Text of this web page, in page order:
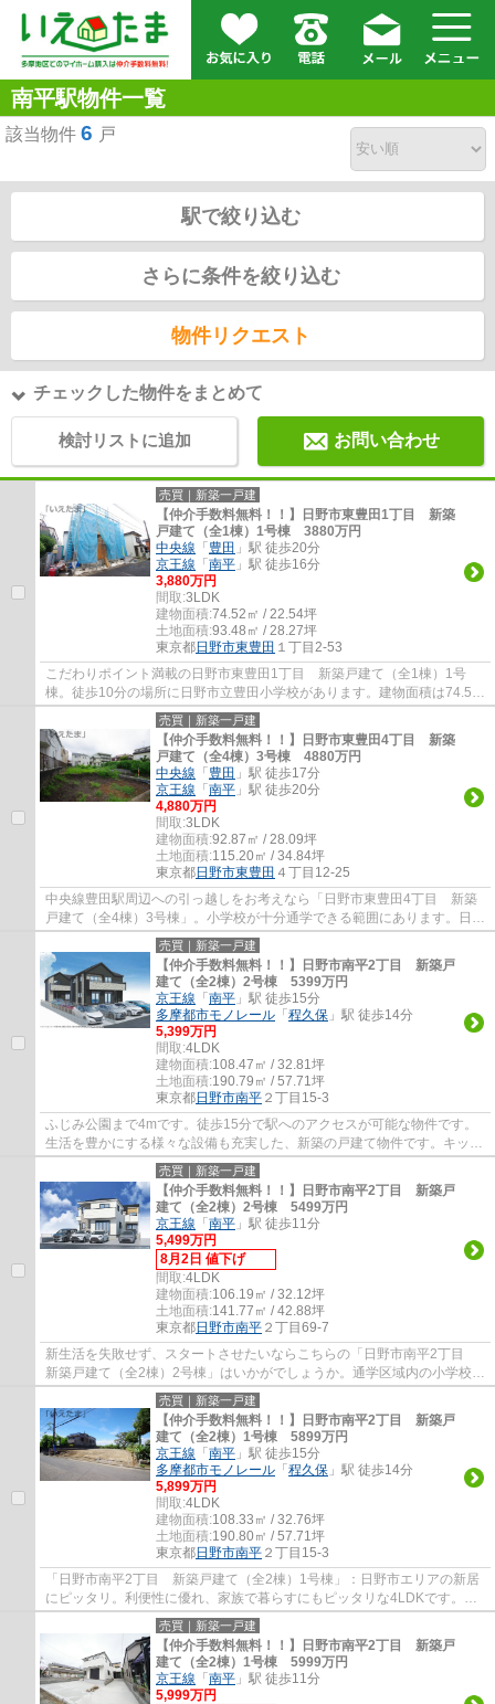
南平駅物件一覧
該当物件 6 戸
駅で絞り込む
さらに条件を絞り込む
物件リクエスト
チェックした物件をまとめて
検討リストに追加 お問い合わせ
売買｜新築一戸建
【仲介手数料無料！！】日野市東豊田1丁目 新築
戸建て（全1棟）1号棟 3880万円
中央線 「豊田 」駅 徒歩20分
京王線 「南平 」駅 徒歩16分
3,880万円
間取:3LDK
建物面積:74.52㎡ / 22.54坪
土地面積:93.48㎡ / 28.27坪
東京都日野市東豊田 １丁目2-53
こだわりポイント満載の日野市東豊田1丁目 新築戸建て（全1棟）1号
棟。徒歩10分の場所に日野市立豊田小学校があります。建物面積は74.52
平米となっており広さも十分ではないでしょう...
売買｜新築一戸建
【仲介手数料無料！！】日野市東豊田4丁目 新築
戸建て（全4棟）3号棟 4880万円
中央線 「豊田 」駅 徒歩17分
京王線 「南平 」駅 徒歩20分
4,880万円
間取:3LDK
建物面積:92.87㎡ / 28.09坪
土地面積:115.20㎡ / 34.84坪
東京都日野市東豊田 ４丁目12-25
中央線豊田駅周辺への引っ越しをお考えなら「日野市東豊田4丁目 新築
戸建て（全4棟）3号棟」。小学校が十分通学できる範囲にあります。日野
市立豊田小学校が徒歩9分です。エコな追焚...
売買｜新築一戸建
【仲介手数料無料！！】日野市南平2丁目 新築戸
建て（全2棟）2号棟 5399万円
京王線 「南平 」駅 徒歩15分
多摩都市モノレール 「程久保 」駅 徒歩14分
5,399万円
間取:4LDK
建物面積:108.47㎡ / 32.81坪
土地面積:190.79㎡ / 57.71坪
東京都日野市南平 ２丁目15-3
ふじみ公園まで4mです。徒歩15分で駅へのアクセスが可能な物件です。
生活を豊かにする様々な設備も充実した、新築の戸建て物件です。キッチ
ンに窓があるのでにおいがこもらず良い空気...
売買｜新築一戸建
【仲介手数料無料！！】日野市南平2丁目 新築戸
建て（全2棟）2号棟 5499万円
京王線 「南平 」駅 徒歩11分
5,499万円
8月2日 値下げ
間取:4LDK
建物面積:106.19㎡ / 32.12坪
土地面積:141.77㎡ / 42.88坪
東京都日野市南平 ２丁目69-7
新生活を失敗せず、スタートさせたいならこちらの「日野市南平2丁目
新築戸建て（全2棟）2号棟」はいかがでしょうか。通学区域内の小学校は
日野市立南平小学校で徒歩8分です。不動産...
売買｜新築一戸建
【仲介手数料無料！！】日野市南平2丁目 新築戸
建て（全2棟）1号棟 5899万円
京王線 「南平 」駅 徒歩15分
多摩都市モノレール 「程久保 」駅 徒歩14分
5,899万円
間取:4LDK
建物面積:108.33㎡ / 32.76坪
土地面積:190.80㎡ / 57.71坪
東京都日野市南平 ２丁目15-3
「日野市南平2丁目 新築戸建て（全2棟）1号棟」：日野市エリアの新居
にピッタリ。利便性に優れ、家族で暮らすにもピッタリな4LDKです。浴
室乾燥機のあるお風呂場は洗濯物を干すときに...
売買｜新築一戸建
【仲介手数料無料！！】日野市南平2丁目 新築戸
建て（全2棟）1号棟 5999万円
京王線 「南平 」駅 徒歩11分
5,999万円